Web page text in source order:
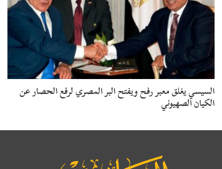
السيسي يغلق معبر رفح ويفتح البر المصري لرفع الحصار عن
الكيان الصهيوني